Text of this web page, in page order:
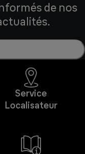
de nos
Service
Localisateur